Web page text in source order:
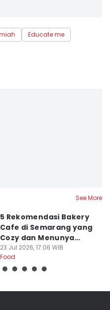
Educate me
See More
5 Rekomendasi Bakery
Cafe di Semarang yang
Cozy dan Menunya
Yummy
23 Jul 2026, 17:06 WIB
Food